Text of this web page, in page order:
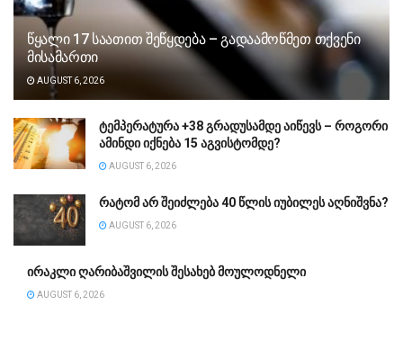
წყალი 17 საათით შეწყდება – გადაამოწმეთ თქვენი
მისამართი
AUGUST 6, 2026
ტემპერატურა +38 გრადუსამდე აიწევს – როგორი
ამინდი იქნება 15 აგვისტომდე?
AUGUST 6, 2026
რატომ არ შეიძლება 40 წლის იუბილეს აღნიშვნა?
AUGUST 6, 2026
ირაკლი ღარიბაშვილის შესახებ მოულოდნელი
AUGUST 6, 2026